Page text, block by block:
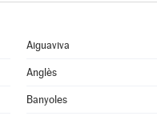
Aiguaviva
Anglès
Banyoles